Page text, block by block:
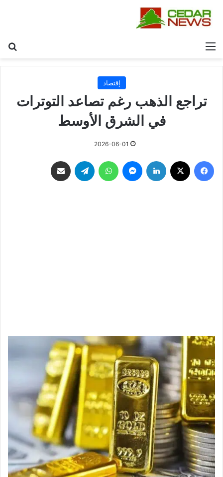
القائمة
إقتصاد
تراجع الذهب رغم تصاعد التوترات
في الشرق الأوسط
2026-06-01
فيسبوك لينكدإن ماسنجر واتساب تيلقرام